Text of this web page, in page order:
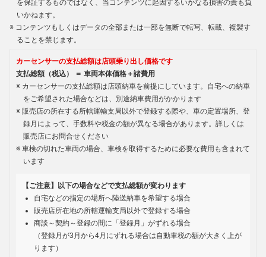
を保証するものではなく、当コンテンツに起因するいかなる損害の責も負
いかねます。
コンテンツもしくはデータの全部または一部を無断で転写、転載、複製す
ることを禁じます。
カーセンサーの支払総額は店頭乗り出し価格です
支払総額（税込） ＝ 車両本体価格＋諸費用
カーセンサーの支払総額は店頭納車を前提にしています。自宅への納車
をご希望された場合などは、別途納車費用がかかります
販売店の所在する所轄運輸支局以外で登録する際や、車の定置場所、登
録月によって、手数料や税金の額が異なる場合があります。詳しくは
販売店にお問合せください
車検の切れた車両の場合、車検を取得するために必要な費用も含まれて
います
【ご注意】以下の場合などで支払総額が変わります
自宅などの指定の場所へ陸送納車を希望する場合
販売店所在地の所轄運輸支局以外で登録する場合
商談～契約～登録の間に「登録月」がずれる場合
（登録月が3月から4月にずれる場合は自動車税の額が大きく上が
ります）